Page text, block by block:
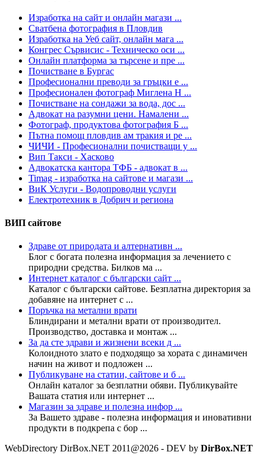
Изработка на сайт и онлайн магази ...
Сватбена фотография в Пловдив
Изработка на Уеб сайт, онлайн мага ...
Конгрес Сървисис - Техническо оси ...
Онлайн платформа за търсене и пре ...
Почистване в Бургас
Професионални преводи за гръцки е ...
Професионален фотограф Миглена Н ...
Почистване на сондажи за вода, дос ...
Адвокат на разумни цени. Намалени ...
Фотограф, продуктова фотография Б ...
Пътна помощ пловдив ам тракия и ре ...
ЧИЧИ - Професионални почистващи у ...
Вип Такси - Хасково
Адвокатска кантора ТФБ - адвокат в ...
Timag - изработка на сайтове и магази ...
ВиК Услуги - Водопроводни услуги
Електротехник в Добрич и региона
ВИП сайтове
Здраве от природата и алтернативн ...
Блог с богата полезна информация за лечението с
природни средства. Билков ма ...
Интернет каталог с български сайт ...
Каталог с български сайтове. Безплатна директория за
добавяне на интернет с ...
Поръчка на метални врати
Блиндирани и метални врати от производител.
Производство, доставка и монтаж ...
За да сте здрави и жизнени всеки д ...
Колoидното злато е подходящо за хората с динамичен
начин на живот и подложен ...
Публикуване на статии, сайтове и б ...
Онлайн каталог за безплатни обяви. Публикувайте
Вашата статия или интернет ...
Магазин за здраве и полезна инфор ...
За Вашето здраве - полезна информация и иновативни
продукти в подкрепа с бор ...
WebDirectory DirBox.NET 2011@2026 - DEV by DirBox.NET